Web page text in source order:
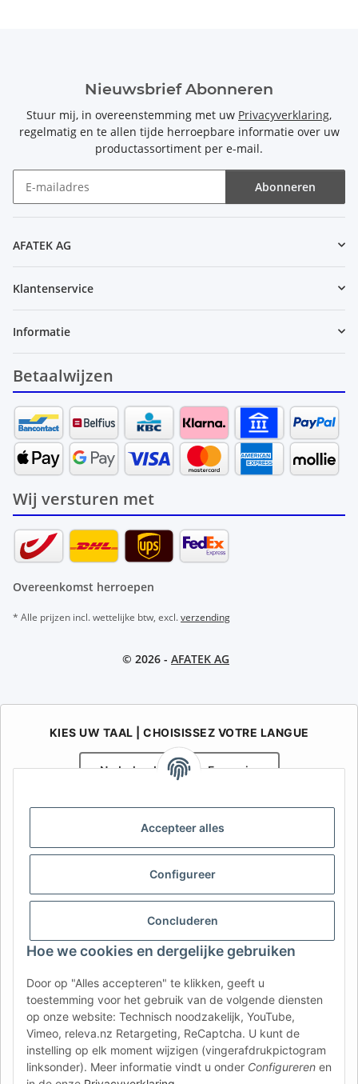
Accepteer alles
Configureer
Concluderen
Hoe we cookies en dergelijke gebruiken
Door op "Alles accepteren" te klikken, geeft u
toestemming voor het gebruik van de volgende diensten
op onze website: Technisch noodzakelijk, YouTube,
Vimeo, releva.nz Retargeting, ReCaptcha. U kunt de
instelling op elk moment wijzigen (vingerafdrukpictogram
linksonder). Meer informatie vindt u onder Configureren en
Nieuwsbrief Abonneren
Stuur mij, in overeenstemming met uw Privacyverklaring,
regelmatig en te allen tijde herroepbare informatie over uw
productassortiment per e-mail.
Abonneren
AFATEK AG
Klantenservice
Informatie
Betaalwijzen
Wij versturen met
Overeenkomst herroepen
* Alle prijzen incl. wettelijke btw, excl.verzending
© 2026 - AFATEK AG
KIES UW TAAL | CHOISISSEZ VOTRE LANGUE
Nederlands Français
Uw specialist in onderdelen voor aanhangwagens | Votre
spécialiste en pièces détachées pour remorques
Contact: info@afatek.com
AFATEK INTERNATIONAL – SELECT REGION & LANGUAGE | KIES
CH (DE)
CH (IT) BE (NL) BE (FR)
FR IT ES DK PL
UK NZ USA MX PT
SE FI CZ HU SK